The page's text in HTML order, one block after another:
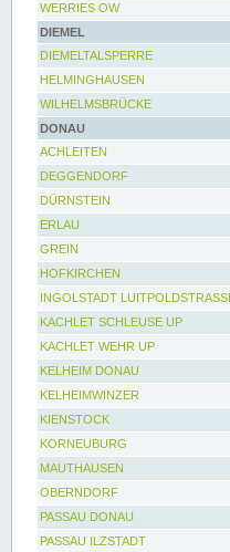
WERRIES OW
DIEMEL
DIEMELTALSPERRE
HELMINGHAUSEN
WILHELMSBRÜCKE
DONAU
ACHLEITEN
DEGGENDORF
DÜRNSTEIN
ERLAU
GREIN
HOFKIRCHEN
INGOLSTADT
KACHLET SCHLEUSE UP
KACHLET WEHR UP
KELHEIM DONAU
KELHEIMWINZER
KIENSTOCK
KORNEUBURG
MAUTHAUSEN
OBERNDORF
PASSAU DONAU
PASSAU ILZSTADT